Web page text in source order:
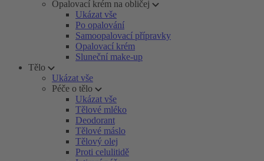
Opalovací krém na obličej
Ukázat vše
Po opalování
Samoopalovací přípravky
Opalovací krém
Sluneční make-up
Tělo
Ukázat vše
Péče o tělo
Ukázat vše
Tělové mléko
Deodorant
Tělové máslo
Tělový olej
Proti celulitidě